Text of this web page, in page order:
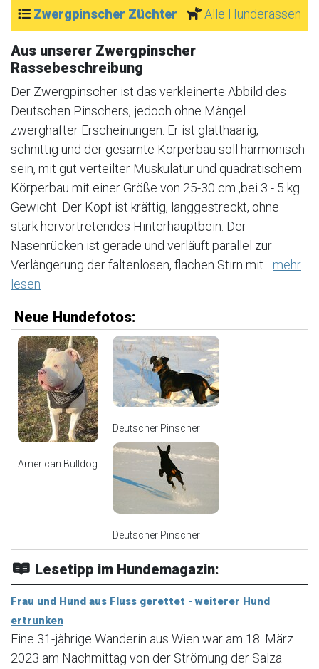
Zwergpinscher Züchter
Alle Hunderassen
Aus unserer Zwergpinscher
Rassebeschreibung
Der Zwergpinscher ist das verkleinerte Abbild des
Deutschen Pinschers, jedoch ohne Mängel
zwerghafter Erscheinungen. Er ist glatthaarig,
schnittig und der gesamte Körperbau soll harmonisch
sein, mit gut verteilter Muskulatur und quadratischem
Körperbau mit einer Größe von 25-30 cm ,bei 3 - 5 kg
Gewicht. Der Kopf ist kräftig, langgestreckt, ohne
stark hervortretendes Hinterhauptbein. Der
Nasenrücken ist gerade und verläuft parallel zur
Verlängerung der faltenlosen, flachen Stirn mit... mehr
lesen
Neue Hundefotos:
American Bulldog
Deutscher Pinscher
Deutscher Pinscher
Lesetipp im Hundemagazin:
Frau und Hund aus Fluss gerettet - weiterer Hund
ertrunken
Eine 31-jährige Wanderin aus Wien war am 18. März
2023 am Nachmittag von der Strömung der Salza